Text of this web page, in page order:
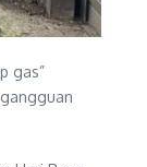
gas”